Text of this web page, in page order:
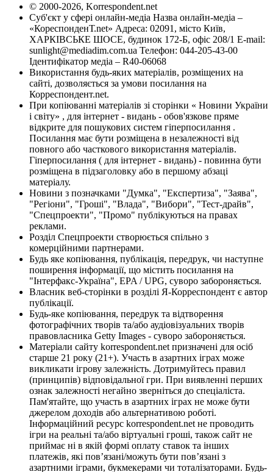
© 2000-2026, Korrespondent.net
Суб'єкт у сфері онлайн-медіа Назва онлайн-медіа –
«КореспонденТ.net» Адреса: 02091, місто Київ,
ХАРКІВСЬКЕ ШОСЕ, будинок 172-Б, офіс 208/1 E-mail:
sunlight@mediadim.com.ua Телефон: 044-205-43-00
Ідентифікатор медіа – R40-06068
Використання будь-яких матеріалів, розміщених на
сайті, дозволяється за умови посилання на
Корреспондент.net.
При копіюванні матеріалів зі сторінки « Новини України
і світу» , для інтернет - видань - обов'язкове пряме
відкрите для пошукових систем гіперпосилання .
Посилання має бути розміщена в незалежності від
повного або часткового використання матеріалів.
Гіперпосилання ( для інтернет - видань) - повинна бути
розміщена в підзаголовку або в першому абзаці
матеріалу.
Новини з позначками "Думка", "Експертиза", "Заява",
"Регіони", "Гроші", "Влада", "Вибори", "Тест-драйв",
"Спецпроекти", "Промо" публікуються на правах
реклами.
Розділ Спецпроекти створюється спільно з
комерційними партнерами.
Будь яке копіювання, публікація, передрук, чи наступне
поширення інформації, що містить посилання на
"Інтерфакс-Україна", EPA / UPG, суворо забороняється.
Власник веб-сторінки в розділі Я-Корреспондент є автор
публікації.
Будь-яке копіювання, передрук та відтворення
фотографічних творів та/або аудіовізуальних творів
правовласника Getty Images - суворо забороняється.
Матеріали сайту korrespondent.net призначені для осіб
старше 21 року (21+). Участь в азартних іграх може
викликати ігрову залежність. Дотримуйтесь правил
(принципів) відповідальної гри. При виявленні перших
ознак залежності негайно зверніться до спеціаліста.
Пам'ятайте, що участь в азартних іграх не може бути
джерелом доходів або альтернативою роботі.
Інформаційний ресурс korrespondent.net не проводить
ігри на реальні та/або віртуальні гроші, також сайт не
приймає ні в якій формі оплату ставок та інших
платежів, які пов’язані/можуть бути пов’язані з
азартними іграми, букмекерами чи тоталізаторами. Будь-